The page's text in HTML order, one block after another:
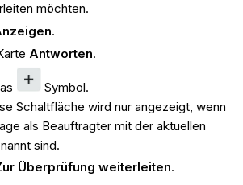
möchten.
.
Antworten.
Symbol.
Schaltfläche wird nur angezeigt, wenn
als Beauftragter mit der aktuellen
sind.
Überprüfung weiterleiten.